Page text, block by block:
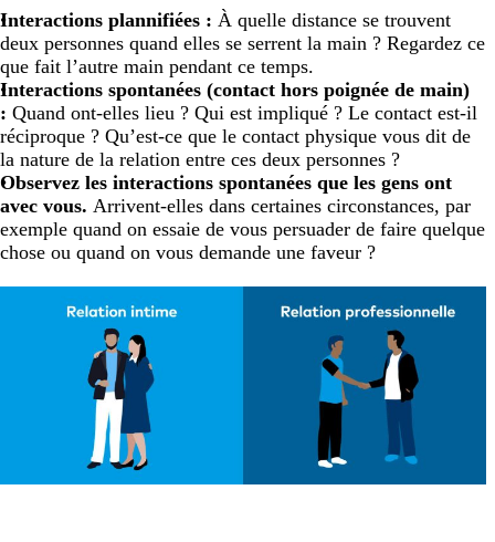
Interactions plannifiées : À quelle distance se trouvent
deux personnes quand elles se serrent la main ? Regardez ce
que fait l’autre main pendant ce temps.
Interactions spontanées (contact hors poignée de main)
: Quand ont-elles lieu ? Qui est impliqué ? Le contact est-il
réciproque ? Qu’est-ce que le contact physique vous dit de
la nature de la relation entre ces deux personnes ?
Observez les interactions spontanées que les gens ont
avec vous. Arrivent-elles dans certaines circonstances, par
exemple quand on essaie de vous persuader de faire quelque
chose ou quand on vous demande une faveur ?